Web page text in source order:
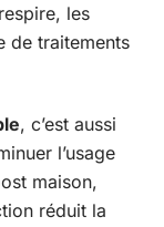
les
de traitements
, c’est aussi
l’usage
maison,
réduit la